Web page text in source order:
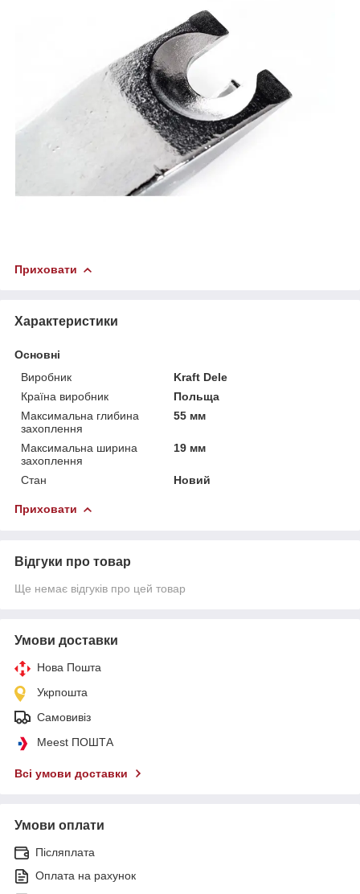
Приховати
Характеристики
Основні
Виробник
Kraft Dele
Країна виробник
Польща
Максимальна глибина
захоплення
55 мм
Максимальна ширина
захоплення
19 мм
Стан Новий
Приховати
Відгуки про товар
Ще немає відгуків про цей товар
Умови доставки
Нова Пошта
Укрпошта
Самовивіз
Meest ПОШТА
Всі умови доставки
Умови оплати
Післяплата
Оплата на рахунок